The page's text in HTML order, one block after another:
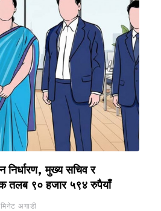
निर्धारण, मुख्य सचिव र
तलब ९० हजार ५९४ रुपैयाँ
अगाडी